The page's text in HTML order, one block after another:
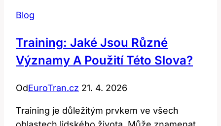
Blog
Training: Jaké Jsou Různé
Významy A Použití Této Slova?
OdEuroTran.cz 21. 4. 2026
Training je důležitým prvkem ve všech